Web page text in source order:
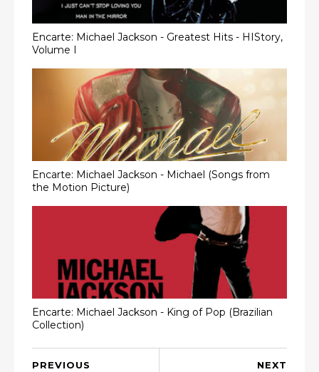
Encarte: Michael Jackson - Greatest Hits - HIStory,
Volume I
Encarte: Michael Jackson - Michael (Songs from
the Motion Picture)
Encarte: Michael Jackson - King of Pop (Brazilian
Collection)
NEXT
PREVIOUS